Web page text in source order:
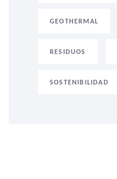
GEOTHERMAL
RESIDUOS
SOSTENIBILIDAD